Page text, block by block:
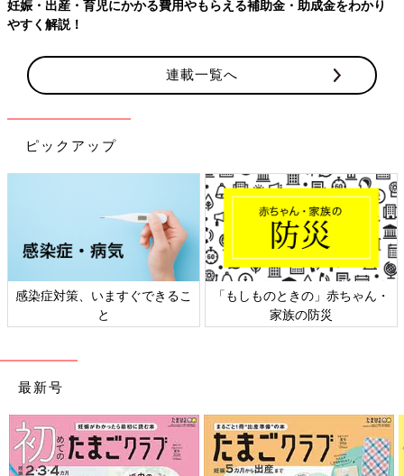
・出産・育児にかかる費用やもらえる補助金・助成金をわかり
く解説！
連載一覧へ
ピックアップ
感染症対策、いますぐできるこ
と
「もしものときの」赤ちゃん・
家族の防災
最新号